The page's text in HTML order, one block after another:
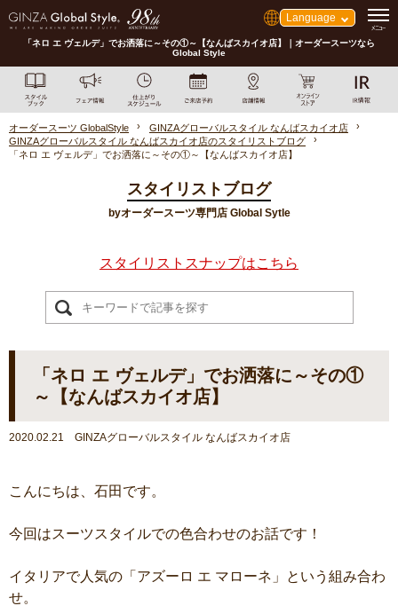
Language
「ネロ エ ヴェルデ」でお洒落に～その①～【なんばスカイオ店】｜オーダースーツなら
Global Style
オーダースーツ GlobalStyle
GINZAグローバルスタイル なんばスカイオ店
GINZAグローバルスタイル なんばスカイオ店のスタイリストブログ
「ネロ エ ヴェルデ」でお洒落に～その①～【なんばスカイオ店】
スタイリストブログ
byオーダースーツ専門店 Global Sytle
スタイリストスナップはこちら
「ネロ エ ヴェルデ」でお洒落に～その①
～【なんばスカイオ店】
2020.02.21 GINZAグローバルスタイル なんばスカイオ店
こんにちは、石田です。
今回はスーツスタイルでの色合わせのお話です！
イタリアで人気の「アズーロ エ マローネ」という組み合わ
せ。